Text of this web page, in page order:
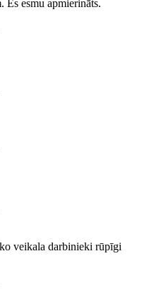
Es esmu apmierināts.
veikala darbinieki rūpīgi